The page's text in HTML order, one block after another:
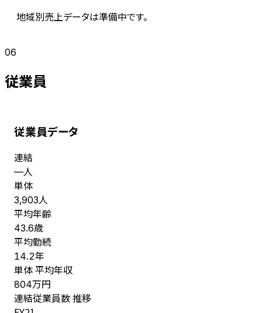
地域別売上データは準備中です。
06
従業員
従業員データ
連結
—人
単体
3,903人
平均年齢
43.6歳
平均勤続
14.2年
単体 平均年収
804万円
連結従業員数 推移